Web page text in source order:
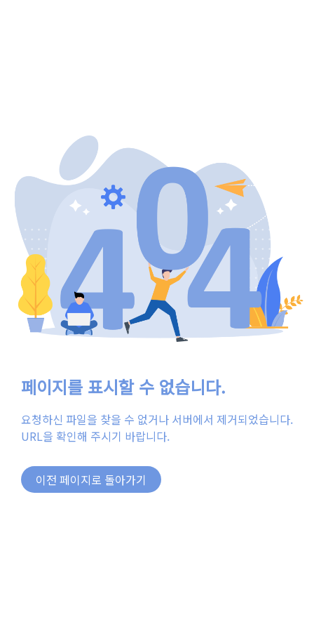
페이지를 표시할 수 없습니다.
요청하신 파일을 찾을 수 없거나 서버에서 제거되었습니다.
URL을 확인해 주시기 바랍니다.
이전 페이지로 돌아가기